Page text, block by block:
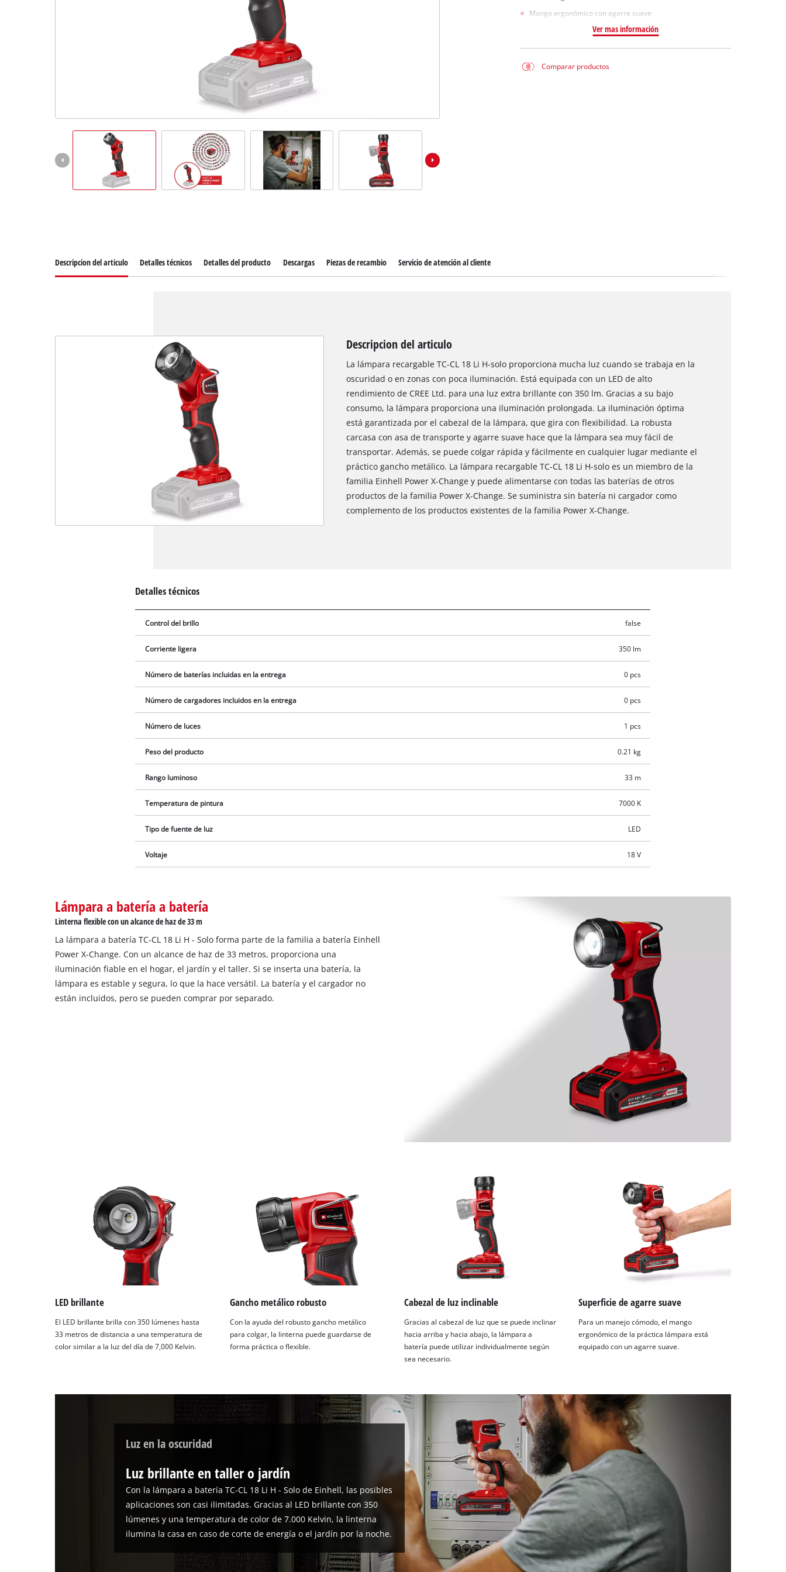
Todos los productos Power X-Change
Herramientas Power X-Change
Herramientas de jardín Power X-Change
Mango ergonómico con agarre suave
Ver mas información
Comparar productos
Descripcion del articulo Detalles técnicos Detalles del producto Descargas Piezas de recambio Servicio de atención al cliente
Descripcion del articulo
La lámpara recargable TC-CL 18 Li H-solo proporciona mucha luz cuando se trabaja en la
oscuridad o en zonas con poca iluminación. Está equipada con un LED de alto
rendimiento de CREE Ltd. para una luz extra brillante con 350 lm. Gracias a su bajo
consumo, la lámpara proporciona una iluminación prolongada. La iluminación óptima
está garantizada por el cabezal de la lámpara, que gira con flexibilidad. La robusta
carcasa con asa de transporte y agarre suave hace que la lámpara sea muy fácil de
transportar. Además, se puede colgar rápida y fácilmente en cualquier lugar mediante el
práctico gancho metálico. La lámpara recargable TC-CL 18 Li H-solo es un miembro de la
familia Einhell Power X-Change y puede alimentarse con todas las baterías de otros
productos de la familia Power X-Change. Se suministra sin batería ni cargador como
complemento de los productos existentes de la familia Power X-Change.
Detalles técnicos
Control del brillo false
Corriente ligera 350 lm
Número de baterías incluidas en la entrega 0 pcs
Número de cargadores incluidos en la entrega 0 pcs
Número de luces 1 pcs
Peso del producto 0.21 kg
Rango luminoso 33 m
Temperatura de pintura 7000 K
Tipo de fuente de luz LED
Voltaje 18 V
Lámpara a batería a batería
Linterna flexible con un alcance de haz de 33 m
La lámpara a batería TC-CL 18 Li H - Solo forma parte de la familia a batería Einhell
Power X-Change. Con un alcance de haz de 33 metros, proporciona una
iluminación fiable en el hogar, el jardín y el taller. Si se inserta una batería, la
lámpara es estable y segura, lo que la hace versátil. La batería y el cargador no
están incluidos, pero se pueden comprar por separado.
LED brillante
El LED brillante brilla con 350 lúmenes hasta
33 metros de distancia a una temperatura de
color similar a la luz del día de 7,000 Kelvin.
Gancho metálico robusto
Con la ayuda del robusto gancho metálico
para colgar, la linterna puede guardarse de
forma práctica o flexible.
Cabezal de luz inclinable
Gracias al cabezal de luz que se puede inclinar
hacia arriba y hacia abajo, la lámpara a
batería puede utilizar individualmente según
sea necesario.
Superficie de agarre suave
Para un manejo cómodo, el mango
ergonómico de la práctica lámpara está
equipado con un agarre suave.
Luz en la oscuridad
Luz brillante en taller o jardín
Con la lámpara a batería TC-CL 18 Li H - Solo de Einhell, las posibles
aplicaciones son casi ilimitadas. Gracias al LED brillante con 350
lúmenes y una temperatura de color de 7.000 Kelvin, la linterna
ilumina la casa en caso de corte de energía o el jardín por la noche.